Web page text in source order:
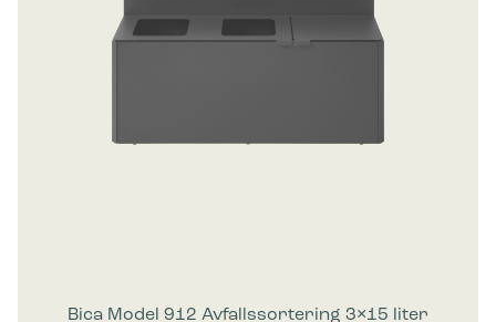
Bica Model 912 Avfallssortering 3×15 liter